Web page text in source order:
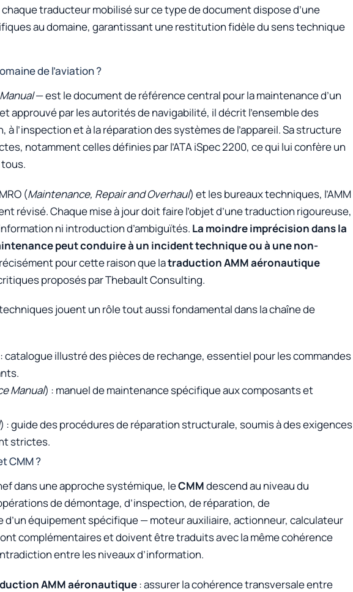
traducteur mobilisé sur ce type de document dispose d’une
au domaine, garantissant une restitution fidèle du sens technique
de l’aviation ?
— est le document de référence central pour la maintenance d’un
approuvé par les autorités de navigabilité, il décrit l’ensemble des
à l’inspection et à la réparation des systèmes de l’appareil. Sa structure
notamment celles définies par l’ATA iSpec 2200, ce qui lui confère un
(Maintenance, Repair and Overhaul) et les bureaux techniques, l’AMM
révisé. Chaque mise à jour doit faire l’objet d’une traduction rigoureuse,
ni introduction d’ambiguïtés. La moindre imprécision dans la
peut conduire à un incident technique ou à une non-
pour cette raison que latraduction AMM aéronautique
proposés par Thebault Consulting.
techniques jouent un rôle tout aussi fondamental dans la chaîne de
catalogue illustré des pièces de rechange, essentiel pour les commandes
Manual) : manuel de maintenance spécifique aux composants et
) : guide des procédures de réparation structurale, soumis à des exigences
strictes.
CMM ?
dans une approche systémique, leCMMdescend au niveau du
de démontage, d’inspection, de réparation, de
équipement spécifique — moteur auxiliaire, actionneur, calculateur
complémentaires et doivent être traduits avec la même cohérence
entre les niveaux d’information.
AMM aéronautique: assurer la cohérence transversale entre